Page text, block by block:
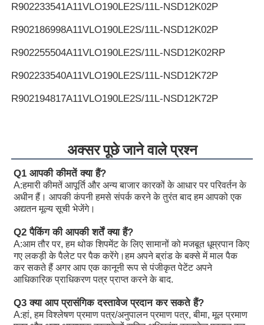
R902233541A11VLO190LE2S/11L-NSD12K02P
R902186998A11VLO190LE2S/11L-NSD12K02P
R902255504A11VLO190LE2S/11L-NSD12K02RP
R902233540A11VLO190LE2S/11L-NSD12K72P
R902194817A11VLO190LE2S/11L-NSD12K72P
A11VLO190LE2S/11L-NTD12K02P
R902233884A11VLO190LE2S/11L-NZD12K02H
R902106321A11VLO190LE2S/11L-NZD12K02H
R902198594A11VLO190LE2S/11L-NZD12K02H
R902220946A11VLO190LE2S/11L-NZD12K02P
R902255713A11VLO190LE2S/11L-NZD12K02P
R902225083A11VLO190LE2S/11L-NZD12K02P
अक्सर पूछे जाने वाले प्रश्न
Q1 आपकी कीमतें क्या हैं?
A:हमारी कीमतें आपूर्ति और अन्य बाजार कारकों के आधार पर परिवर्तन के
अधीन हैं। आपकी कंपनी हमसे संपर्क करने के तुरंत बाद हम आपको एक
अद्यतन मूल्य सूची भेजेंगे।
Q2 पैकिंग की आपकी शर्तें क्या हैं?
A:आम तौर पर, हम थोक शिपमेंट के लिए सामानों को मजबूत धूम्रपान किए
गए लकड़ी के पैलेट पर पैक करेंगे।हम अपने ब्रांड के बक्से में माल पैक
कर सकते हैं अगर आप एक कानूनी रूप से पंजीकृत पेटेंट अपने
आधिकारिक प्राधिकरण पत्र प्राप्त करने के बाद.
Q3 क्या आप प्रासंगिक दस्तावेज प्रदान कर सकते हैं?
A:हां, हम विश्लेषण प्रमाण पत्र/अनुपालन प्रमाण पत्र, बीमा, मूल प्रमाण